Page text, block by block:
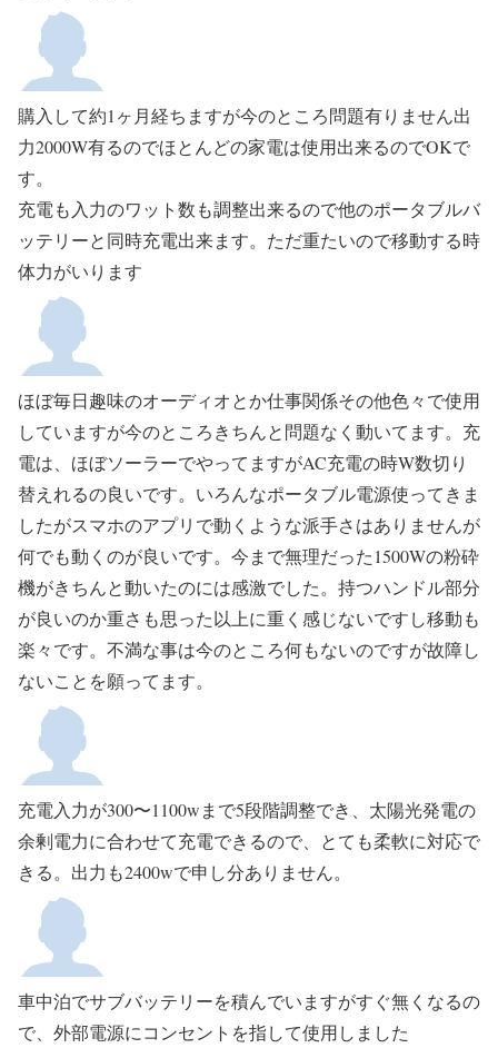
購入して約1ヶ月経ちますが今のところ問題有りません出
力2000W有るのでほとんどの家電は使用出来るのでOKで
す。
充電も入力のワット数も調整出来るので他のポータブルバ
ッテリーと同時充電出来ます。ただ重たいので移動する時
体力がいります
ほぼ毎日趣味のオーディオとか仕事関係その他色々で使用
していますが今のところきちんと問題なく動いてます。充
電は、ほぼソーラーでやってますがAC充電の時W数切り
替えれるの良いです。いろんなポータブル電源使ってきま
したがスマホのアプリで動くような派手さはありませんが
何でも動くのが良いです。今まで無理だった1500Wの粉砕
機がきちんと動いたのには感激でした。持つハンドル部分
が良いのか重さも思った以上に重く感じないですし移動も
楽々です。不満な事は今のところ何もないのですが故障し
ないことを願ってます。
充電入力が300〜1100wまで5段階調整でき、太陽光発電の
余剰電力に合わせて充電できるので、とても柔軟に対応で
きる。出力も2400wで申し分ありません。
車中泊でサブバッテリーを積んでいますがすぐ無くなるの
で、外部電源にコンセントを指して使用しました